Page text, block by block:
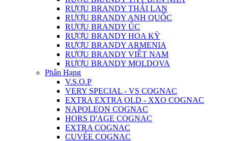
RƯỢU BRANDY THÁI LAN
RƯỢU BRANDY ANH QUỐC
RƯỢU BRANDY ÚC
RƯỢU BRANDY HOA KỲ
RƯỢU BRANDY ARMENIA
RƯỢU BRANDY VIỆT NAM
RƯỢU BRANDY MOLDOVA
Phân Hạng
V.S.O.P
VERY SPECIAL - VS COGNAC
EXTRA EXTRA OLD - XXO COGNAC
NAPOLEON COGNAC
HORS D'AGE COGNAC
EXTRA COGNAC
CUVÉE COGNAC